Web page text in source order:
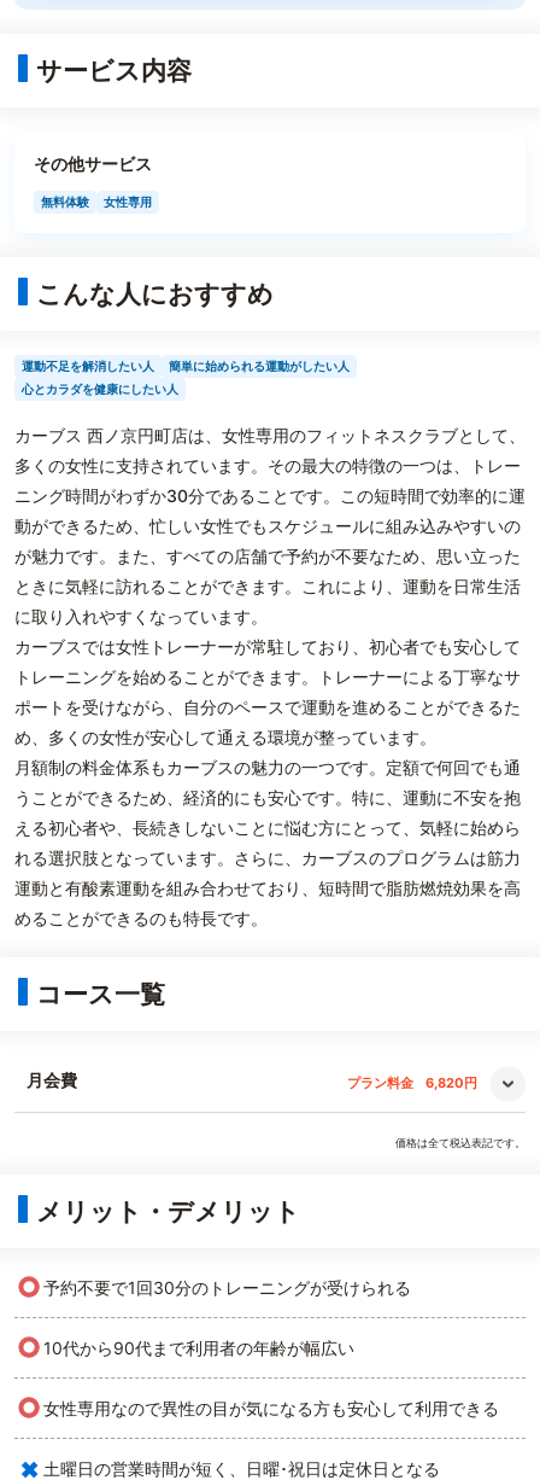
サービス内容
その他サービス
無料体験 女性専用
こんな人におすすめ
運動不足を解消したい人
簡単に始められる運動がしたい人
心とカラダを健康にしたい人
カーブス 西ノ京円町店は、女性専用のフィットネスクラブとして、
多くの女性に支持されています。その最大の特徴の一つは、トレー
ニング時間がわずか30分であることです。この短時間で効率的に運
動ができるため、忙しい女性でもスケジュールに組み込みやすいの
が魅力です。また、すべての店舗で予約が不要なため、思い立った
ときに気軽に訪れることができます。これにより、運動を日常生活
に取り入れやすくなっています。
カーブスでは女性トレーナーが常駐しており、初心者でも安心して
トレーニングを始めることができます。トレーナーによる丁寧なサ
ポートを受けながら、自分のペースで運動を進めることができるた
め、多くの女性が安心して通える環境が整っています。
月額制の料金体系もカーブスの魅力の一つです。定額で何回でも通
うことができるため、経済的にも安心です。特に、運動に不安を抱
える初心者や、長続きしないことに悩む方にとって、気軽に始めら
れる選択肢となっています。さらに、カーブスのプログラムは筋力
運動と有酸素運動を組み合わせており、短時間で脂肪燃焼効果を高
めることができるのも特長です。
コース一覧
月会費 プラン料金 6,820円
価格は全て税込表記です。
メリット・デメリット
○予約不要で1回30分のトレーニングが受けられる
○10代から90代まで利用者の年齢が幅広い
○女性専用なので異性の目が気になる方も安心して利用できる
× 土曜日の営業時間が短く、日曜･祝日は定休日となる